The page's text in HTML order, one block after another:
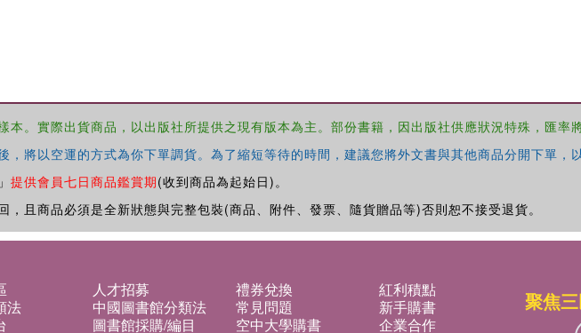
本。實際出貨商品，以出版社所提供之現有版本為主。部份書籍，因出版社供應狀況特殊，匯率
，將以空運的方式為你下單調貨。為了縮短等待的時間，建議您將外文書與其他商品分開下單，
提供會員七日商品鑑賞期(收到商品為起始日)。
，且商品必須是全新狀態與完整包裝(商品、附件、發票、隨貨贈品等)否則恕不接受退貨。
人才招募 禮券兌換
紅利積點
法 中國圖書館分類法 常見問題
新手購書
圖書館採購/編目 空中大學購書
企業合作
聚焦